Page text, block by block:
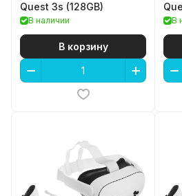
Quest 3s (128GB)
В наличии
В корзину
В